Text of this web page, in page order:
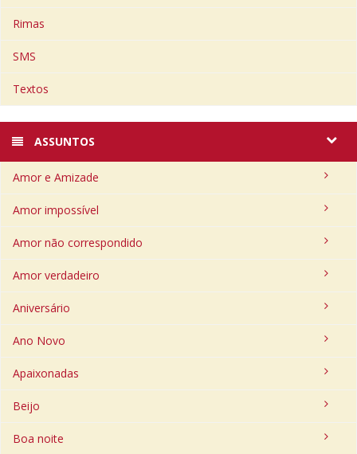
Rimas
SMS
Textos
ASSUNTOS
Amor e Amizade
Amor impossível
Amor não correspondido
Amor verdadeiro
Aniversário
Ano Novo
Apaixonadas
Beijo
Boa noite